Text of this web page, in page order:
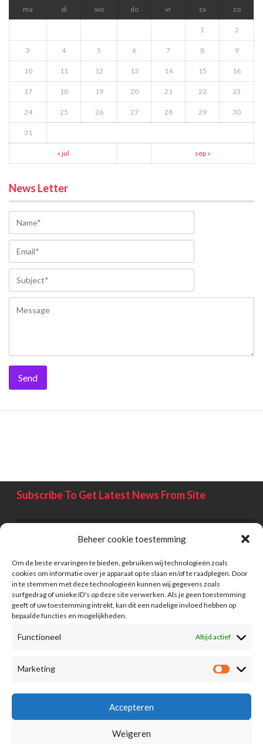
Beheer cookie toestemming
Om de beste ervaringen te bieden, gebruiken wij technologieën zoals
cookies om informatie over je apparaat op te slaan en/of te raadplegen. Door
in te stemmen met deze technologieën kunnen wij gegevens zoals
surfgedrag of unieke ID's op deze site verwerken. Als je geen toestemming
geeft of uw toestemming intrekt, kan dit een nadelige invloed hebben op
bepaalde functies en mogelijkheden.
Functioneel Altijd actief
Marketing
Accepteren
Weigeren
ma di wo do vr za zo
1 2
3 4 5 6 7 8 9
10 11 12 13 14 15 16
17 18 19 20 21 22 23
24 25 26 27 28 29 30
31
« jul sep »
News Letter
Subscribe To Get Latest News From Site
Information
Advertising